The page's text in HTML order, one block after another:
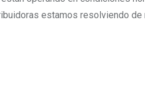
estamos resolviendo de